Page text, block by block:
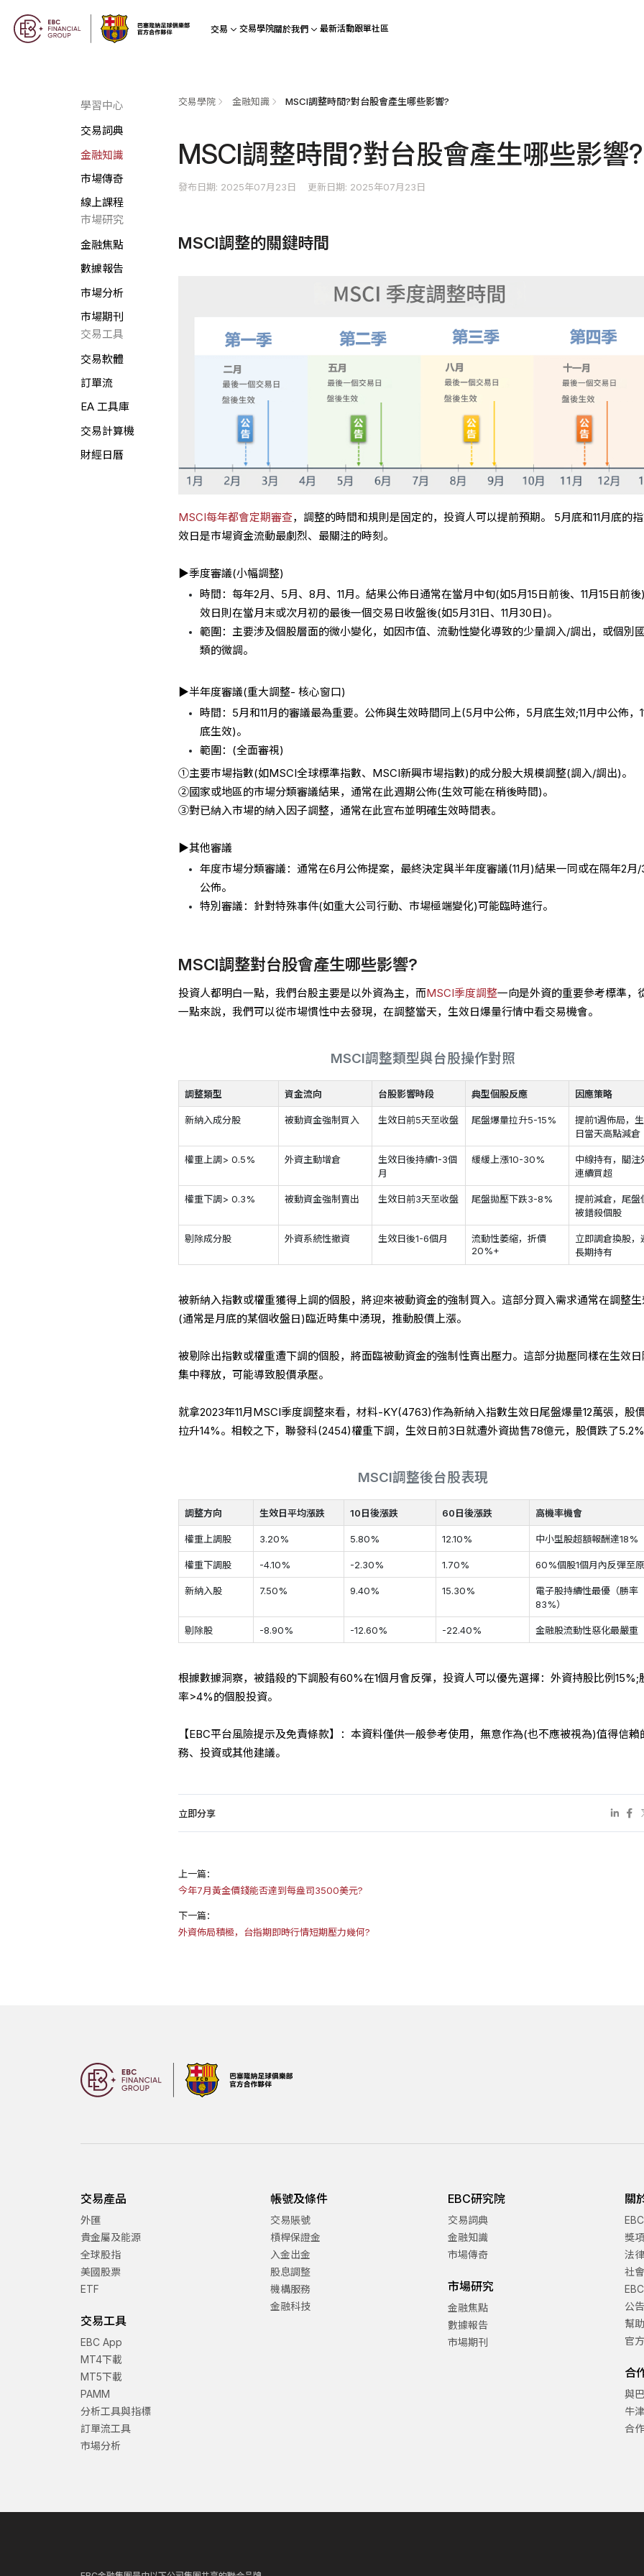
交易 交易學院關於我們 最新活動跟單社區
學習中心
交易詞典
金融知識
市場傳奇
線上課程
市場研究
金融焦點
數據報告
市場分析
市場期刊
交易工具
交易軟體
訂單流
EA 工具庫
交易計算機
財經日曆
交易學院 金融知識 MSCI調整時間?對台股會產生哪些影響?
MSCI調整時間?對台股會產生哪些影響?
發布日期: 2025年07月23日 更新日期: 2025年07月23日
MSCI調整的關鍵時間
MSCI每年都會定期審查，調整的時間和規則是固定的，投資人可以提前預期。 5月底和11月底的
效日是市場資金流動最劇烈、最關注的時刻。
▶季度審議(小幅調整)
時間：每年2月、5月、8月、11月。結果公佈日通常在當月中旬(如5月15日前後、11月15日前
效日則在當月末或次月初的最後一個交易日收盤後(如5月31日、11月30日)。
範圍：主要涉及個股層面的微小變化，如因市值、流動性變化導致的少量調入/調出，或個別
類的微調。
▶半年度審議(重大調整- 核心窗口)
時間：5月和11月的審議最為重要。公佈與生效時間同上(5月中公佈，5月底生效;11月中公佈，
底生效)。
範圍：(全面審視)
①主要市場指數(如MSCI全球標準指數、MSCI新興市場指數)的成分股大規模調整(調入/調出)。
②國家或地區的市場分類審議結果，通常在此週期公佈(生效可能在稍後時間)。
③對已納入市場的納入因子調整，通常在此宣布並明確生效時間表。
▶其他審議
年度市場分類審議：通常在6月公佈提案，最終決定與半年度審議(11月)結果一同或在隔年2月/
公佈。
特別審議：針對特殊事件(如重大公司行動、市場極端變化)可能臨時進行。
MSCI調整對台股會產生哪些影響?
投資人都明白一點，我們台股主要是以外資為主，而 MSCI季度調整一向是外資的重要參考標準，
一點來說，我們可以從市場慣性中去發現，在調整當天，生效日爆量行情中看交易機會。
MSCI調整類型與台股操作對照
調整類型 資金流向 台股影響時段 典型個股反應 因應策略
新納入成分股 被動資金強制買入 生效日前5天至收盤 尾盤爆量拉升5-15%
提前1週佈局，
日當天高點減倉
權重上調> 0.5% 外資主動增倉
生效日後持續1-3個
月
緩緩上漲10-30%
中線持有，關注
連續買超
權重下調> 0.3% 被動資金強制賣出 生效日前3天至收盤 尾盤拋壓下跌3-8%
提前減倉，尾盤
被錯殺個股
剔除成分股 外資系統性撤資 生效日後1-6個月
流動性萎縮，折價
20%+
立即調倉換股，
長期持有
被新納入指數或權重獲得上調的個股，將迎來被動資金的強制買入。這部分買入需求通常在調整生
(通常是月底的某個收盤日)臨近時集中湧現，推動股價上漲。
被剔除出指數或權重遭下調的個股，將面臨被動資金的強制性賣出壓力。這部分拋壓同樣在生效日
集中釋放，可能導致股價承壓。
就拿2023年11月MSCI季度調整來看，材料-KY(4763)作為新納入指數生效日尾盤爆量12萬張，股
拉升14%。相較之下，聯發科(2454)權重下調，生效日前3日就遭外資拋售78億元，股價跌了5.2%
MSCI調整後台股表現
調整方向 生效日平均漲跌 10日後漲跌 60日後漲跌 高機率機會
權重上調股 3.20% 5.80% 12.10% 中小型股超額報酬達18%
權重下調股 -4.10% -2.30% 1.70% 60%個股1個月內反彈至
新納入股 7.50% 9.40% 15.30%
電子股持續性最優（勝率
83%）
剔除股 -8.90% -12.60% -22.40% 金融股流動性惡化最嚴重
根據數據洞察，被錯殺的下調股有60%在1個月會反彈，投資人可以優先選擇：外資持股比例15%;
率>4%的個股投資。
【EBC平台風險提示及免責條款】：本資料僅供一般參考使用，無意作為(也不應被視為)值得信賴
務、投資或其他建議。
立即分享
上一篇：
今年7月黃金價錢能否達到每盎司3500美元?
下一篇：
外資佈局積極，台指期即時行情短期壓力幾何?
交易產品
外匯
貴金屬及能源
全球股指
美國股票
ETF
交易工具
EBC App
MT4下載
MT5下載
PAMM
分析工具與指標
訂單流工具
市場分析
帳號及條件
交易賬號
槓桿保證金
入金出金
股息調整
機構服務
金融科技
EBC研究院
交易詞典
金融知識
市場傳奇
市場研究
金融焦點
數據報告
市場期刊
關
獎
法
社
公
幫
官
合
與
牛
合